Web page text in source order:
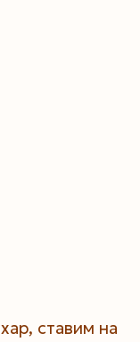
ставим на